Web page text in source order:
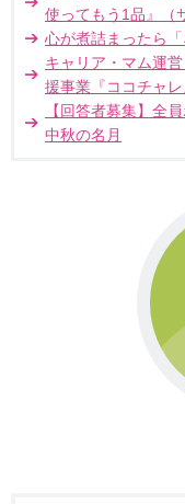
使ってもう1品』（
心が煮詰まったら
キャリア・マム運
援事業『ココチャレ
【回答者募集】全
中秋の名月